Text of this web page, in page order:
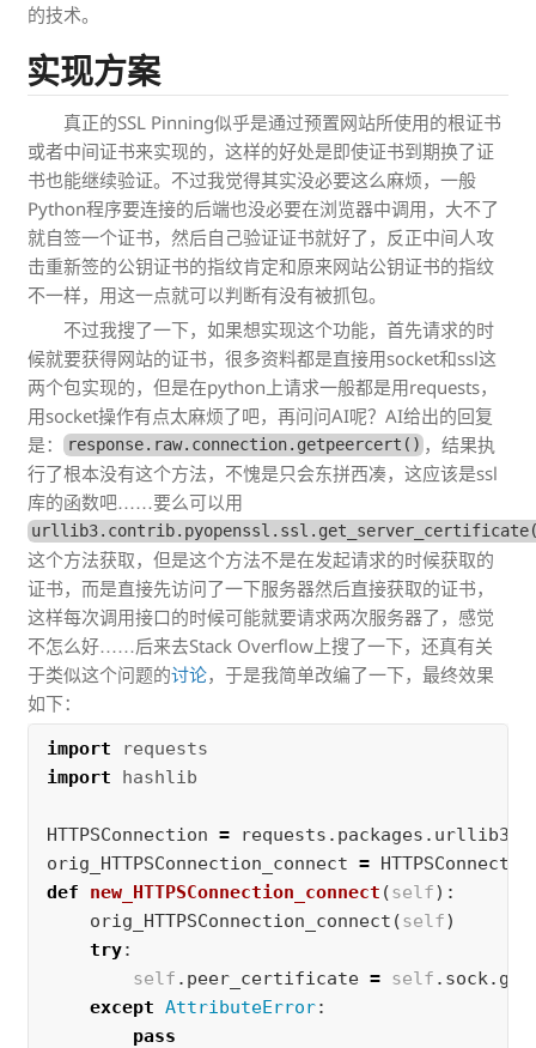
的技术。
实现方案
真正的SSL Pinning似乎是通过预置网站所使用的根证书
或者中间证书来实现的，这样的好处是即使证书到期换了证
书也能继续验证。不过我觉得其实没必要这么麻烦，一般
Python程序要连接的后端也没必要在浏览器中调用，大不了
就自签一个证书，然后自己验证证书就好了，反正中间人攻
击重新签的公钥证书的指纹肯定和原来网站公钥证书的指纹
不一样，用这一点就可以判断有没有被抓包。
不过我搜了一下，如果想实现这个功能，首先请求的时
候就要获得网站的证书，很多资料都是直接用socket和ssl这
两个包实现的，但是在python上请求一般都是用requests，
用socket操作有点太麻烦了吧，再问问AI呢？AI给出的回复
是：
response.raw.connection.getpeercert() ，结果执
行了根本没有这个方法，不愧是只会东拼西凑，这应该是ssl
库的函数吧……要么可以用
这个方法获取，但是这个方法不是在发起请求的时候获取的
证书，而是直接先访问了一下服务器然后直接获取的证书，
这样每次调用接口的时候可能就要请求两次服务器了，感觉
不怎么好……后来去Stack Overflow上搜了一下，还真有关
于类似这个问题的讨论，于是我简单改编了一下，最终效果
如下：
import
requests
import
hashlib
HTTPSConnection = requests . packages . urllib3
orig_HTTPSConnection_connect =
def
new_HTTPSConnection_connect (self):
orig_HTTPSConnection_connect (self)
try:
self . peer_certificate = self . sock.
except AttributeError:
pass